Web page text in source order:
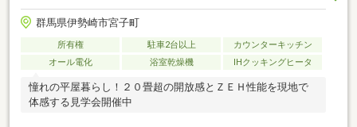
群馬県伊勢崎市宮子町
所有権 駐車2台以上
カウンターキッチン
オール電化
浴室乾燥機 IHクッキングヒータ
憧れの平屋暮らし！２０畳超の開放感とＺＥＨ性能を現地で
体感する見学会開催中